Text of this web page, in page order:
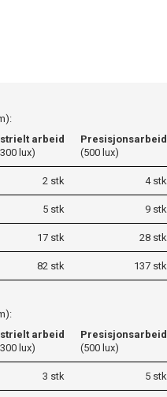
arbeid
lux)
Presisjonsarbeid
(500 lux)
2 stk 4 stk
5 stk 9 stk
17 stk 28 stk
82 stk 137 stk
arbeid
lux)
Presisjonsarbeid
(500 lux)
3 stk 5 stk